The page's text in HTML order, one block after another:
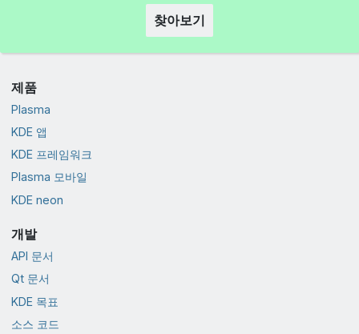
찾아보기
제품
Plasma
KDE 앱
KDE 프레임워크
Plasma 모바일
KDE neon
개발
API 문서
Qt 문서
KDE 목표
소스 코드